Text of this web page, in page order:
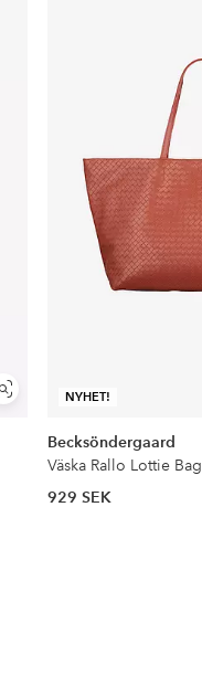
Visa
liknande
NYHET!
Becksöndergaard
Väska Rallo Lottie Bag
929 SEK